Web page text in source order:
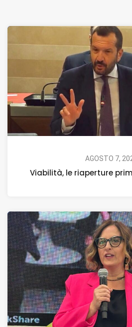
AGOSTO 7,
Viabilità, le riaperture